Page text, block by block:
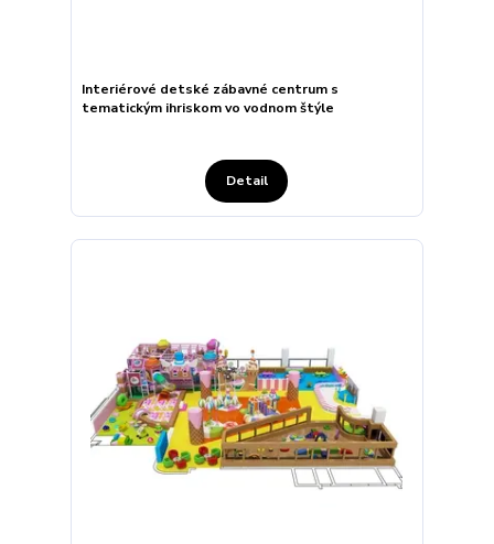
Interiérové detské zábavné centrum s
tematickým ihriskom vo vodnom štýle
Detail